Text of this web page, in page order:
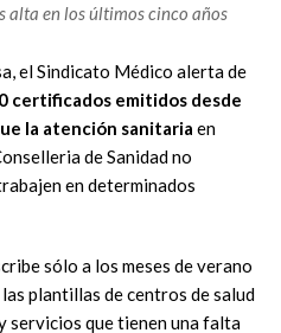
alta en los últimos cinco años
el Sindicato Médico alerta de
certificados emitidos desde
la atención sanitaria en
de Sanidad no
en determinados
sólo a los meses de verano
plantillas de centros de salud
servicios que tienen una falta